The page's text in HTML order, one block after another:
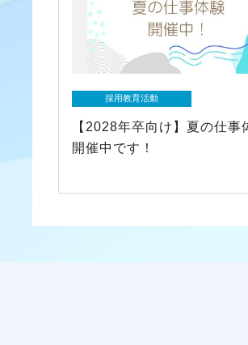
採用教育活動
【2028年卒向け】夏の仕事
開催中です！